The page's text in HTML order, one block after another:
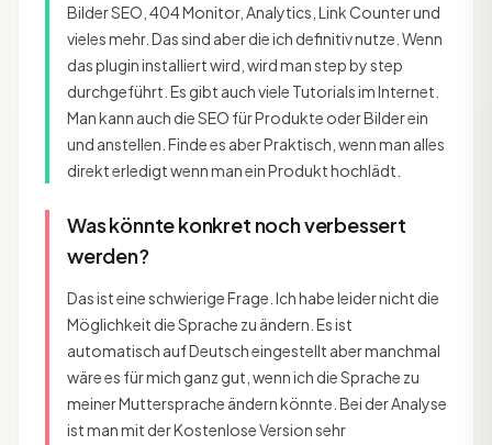
Bilder SEO, 404 Monitor, Analytics, Link Counter und
vieles mehr. Das sind aber die ich definitiv nutze. Wenn
das plugin installiert wird, wird man step by step
durchgeführt. Es gibt auch viele Tutorials im Internet.
Man kann auch die SEO für Produkte oder Bilder ein
und anstellen. Finde es aber Praktisch, wenn man alles
direkt erledigt wenn man ein Produkt hochlädt.
Was könnte konkret noch verbessert
werden?
Das ist eine schwierige Frage. Ich habe leider nicht die
Möglichkeit die Sprache zu ändern. Es ist
automatisch auf Deutsch eingestellt aber manchmal
wäre es für mich ganz gut, wenn ich die Sprache zu
meiner Muttersprache ändern könnte. Bei der Analyse
ist man mit der Kostenlose Version sehr